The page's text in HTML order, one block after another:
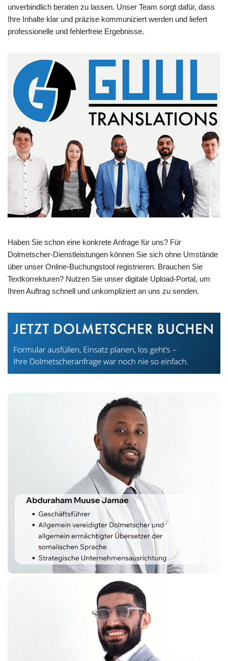
unverbindlich beraten zu lassen. Unser Team sorgt dafür, dass
Ihre Inhalte klar und präzise kommuniziert werden und liefert
professionelle und fehlerfreie Ergebnisse.
Haben Sie schon eine konkrete Anfrage für uns? Für
Dolmetscher-Dienstleistungen können Sie sich ohne Umstände
über unser Online-Buchungstool registrieren. Brauchen Sie
Textkorrekturen? Nutzen Sie unser digitale Upload-Portal, um
Ihren Auftrag schnell und unkompliziert an uns zu senden.